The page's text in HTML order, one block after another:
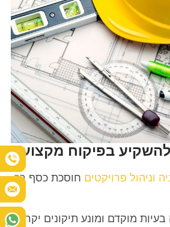
בפיקוח מקצועי
וניהול פרויקטים חוסכת כסף רב
מוקדם ומונע תיקונים יקרים